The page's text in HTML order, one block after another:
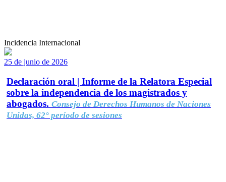
Incidencia Internacional
25 de junio de 2026
Declaración oral | Informe de la Relatora Especial
sobre la independencia de los magistrados y
abogados. Consejo de Derechos Humanos de Naciones
Unidas, 62° período de sesiones